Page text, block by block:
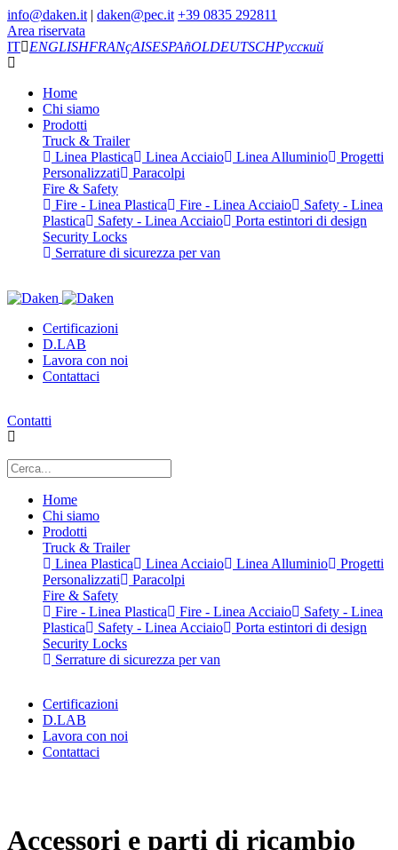
info@daken.it | daken@pec.it +39 0835 292811
Area riservata
IT
ENGLISHFRANçAISESPAñOLDEUTSCHРусский
Home
Chi siamo
Prodotti
Truck & Trailer
Linea Plastica
Linea Acciaio Linea Alluminio
Progetti
Personalizzati
Paracolpi
Fire & Safety
Fire - Linea Plastica
Fire - Linea Acciaio
Safety - Linea
Plastica
Safety - Linea Acciaio
Porta estintori di design
Security Locks
Serrature di sicurezza per van
Certificazioni
D.LAB
Lavora con noi
Contattaci
Contatti
Home
Chi siamo
Prodotti
Truck & Trailer
Linea Plastica
Linea Acciaio Linea Alluminio
Progetti
Personalizzati
Paracolpi
Fire & Safety
Fire - Linea Plastica
Fire - Linea Acciaio
Safety - Linea
Plastica
Safety - Linea Acciaio
Porta estintori di design
Security Locks
Serrature di sicurezza per van
Certificazioni
D.LAB
Lavora con noi
Contattaci
Accessori e parti di ricambio